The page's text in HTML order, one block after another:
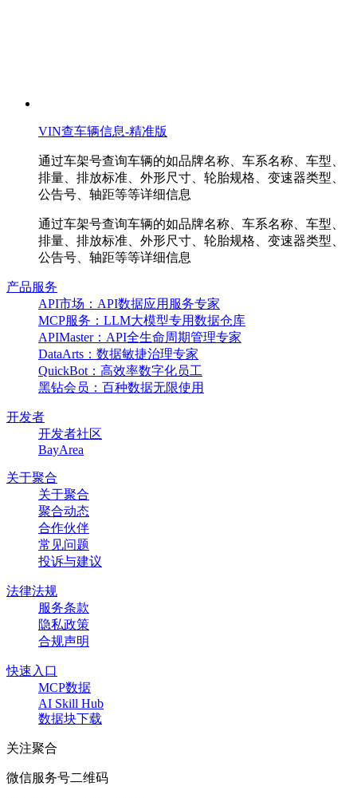
VIN查车辆信息-精准版
通过车架号查询车辆的如品牌名称、车系名称、车型、
排量、排放标准、外形尺寸、轮胎规格、变速器类型、
公告号、轴距等等详细信息
通过车架号查询车辆的如品牌名称、车系名称、车型、
排量、排放标准、外形尺寸、轮胎规格、变速器类型、
公告号、轴距等等详细信息
产品服务
API市场：API数据应用服务专家
MCP服务：LLM大模型专用数据仓库
APIMaster：API全生命周期管理专家
DataArts：数据敏捷治理专家
QuickBot：高效率数字化员工
黑钻会员：百种数据无限使用
开发者
开发者社区
BayArea
关于聚合
关于聚合
聚合动态
合作伙伴
常见问题
投诉与建议
法律法规
服务条款
隐私政策
合规声明
快速入口
MCP数据
AI Skill Hub
数据块下载
关注聚合
微信服务号二维码